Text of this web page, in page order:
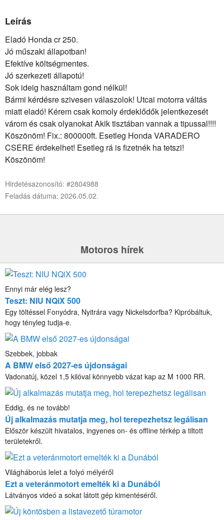
Leírás
Eladó Honda cr 250.
Jó műszaki állapotban!
Efektíve költségmentes.
Jó szerkezeti állapotú!
Sok ideig használtam gond nélkül!
Bármi kérdésre szivesen válaszolok! Utcai motorra váltás
miatt eladó! Kérem csak komoly érdeklődők jelentkezesét
várom és csak olyanokat Akik tisztában vannak a tipussal!!!!
Köszönöm! Fix.: 800000ft. Esetleg Honda VARADERO
CSERE érdekelhet! Esetleg rá is fizetnék ha tetszi!
Köszönöm!
Hirdetésazonosító: #2804988
Feladás dátuma: 2026.05.02.
Motoros hírek
Ennyi már elég lesz?
Teszt: NIU NQiX 500
Egy töltéssel Fonyódra, Nyitrára vagy Nickelsdorfba? Kipróbáltuk,
hogy tényleg tudja-e.
Szebbek, jobbak
A BMW első 2027-es újdonságai
Vadonatúj, közel 1,5 kilóval könnyebb vázat kap az M 1000 RR.
Eddig, és ne tovább!
Új alkalmazás mutatja meg, hol terepezhetsz legálisan
Először készült hivatalos, ingyenes on- és offline térkép a tiltott
területekről.
Világháborús lelet a folyó mélyéről
Ezt a veteránmotort emelték ki a Dunából
Látványos videó a sokat látott gép kimentéséről.